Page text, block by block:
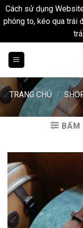
Cách sử dụng
phóng to, kéo qua trái
TRANG CHỦ /
BẤM